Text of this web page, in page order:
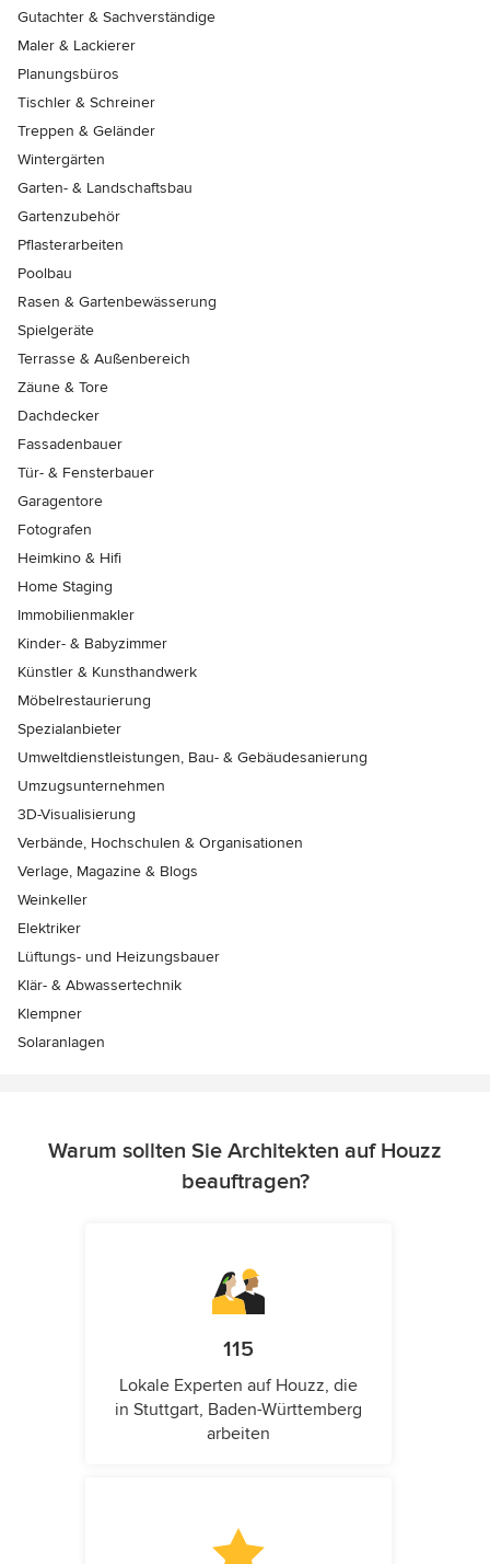
Gutachter & Sachverständige
Maler & Lackierer
Planungsbüros
Tischler & Schreiner
Treppen & Geländer
Wintergärten
Garten- & Landschaftsbau
Gartenzubehör
Pflasterarbeiten
Poolbau
Rasen & Gartenbewässerung
Spielgeräte
Terrasse & Außenbereich
Zäune & Tore
Dachdecker
Fassadenbauer
Tür- & Fensterbauer
Garagentore
Fotografen
Heimkino & Hifi
Home Staging
Immobilienmakler
Kinder- & Babyzimmer
Künstler & Kunsthandwerk
Möbelrestaurierung
Spezialanbieter
Umweltdienstleistungen, Bau- & Gebäudesanierung
Umzugsunternehmen
3D-Visualisierung
Verbände, Hochschulen & Organisationen
Verlage, Magazine & Blogs
Weinkeller
Elektriker
Lüftungs- und Heizungsbauer
Klär- & Abwassertechnik
Klempner
Solaranlagen
Warum sollten Sie Architekten auf Houzz
beauftragen?
115
Lokale Experten auf Houzz, die
in Stuttgart, Baden-Württemberg
arbeiten